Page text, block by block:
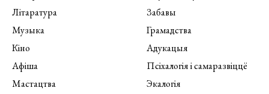
Літаратура
Музыка
Кіно
Афіша
Мастацтва
Забавы
Грамадства
Адукацыя
Псіхалогія і самаразвіццё
Экалогія